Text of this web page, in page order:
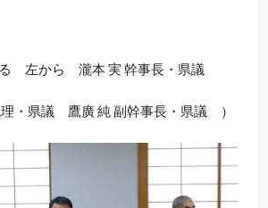
左から 瀧本 実 幹事長・県議
理・県議 鷹廣 純 副幹事長・県議 ）